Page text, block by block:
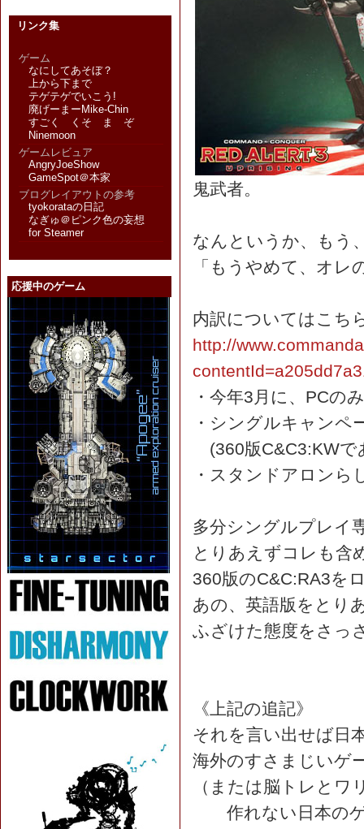
鬼武者。
なんというか、もう
「もうやめて、オレ
内訳についてはこち
http://
・今年3月に、PCの
・シングルキャンペ
(360版C&C3:KWで
・スタンドアロンら
多分シングルプレイ
とりあえずコレも含
360版のC&C:RA3を
あの、英語版をとり
ふざけた態度をさっ
《上記の追記》
それを言い出せば日
海外のすさまじいゲ
（または脳トレとワ
作れない日本のゲ
リンク集
ゲーム
なにしてあそぼ？
上から下まで
テゲテゲでいこう!
廃げーまーMike-Chin
すごく くそ ま ぞ
Ninemoon
ゲームレビュア
AngryJoeShow
GameSpot＠本家
ブログレイアウトの参考
tyokorataの日記
なぎゅ＠ピンク色の妄想
for Steamer
応援中のゲーム